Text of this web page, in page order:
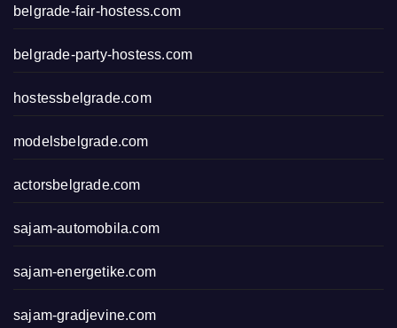
belgrade-fair-hostess.com
belgrade-party-hostess.com
hostessbelgrade.com
modelsbelgrade.com
actorsbelgrade.com
sajam-automobila.com
sajam-energetike.com
sajam-gradjevine.com